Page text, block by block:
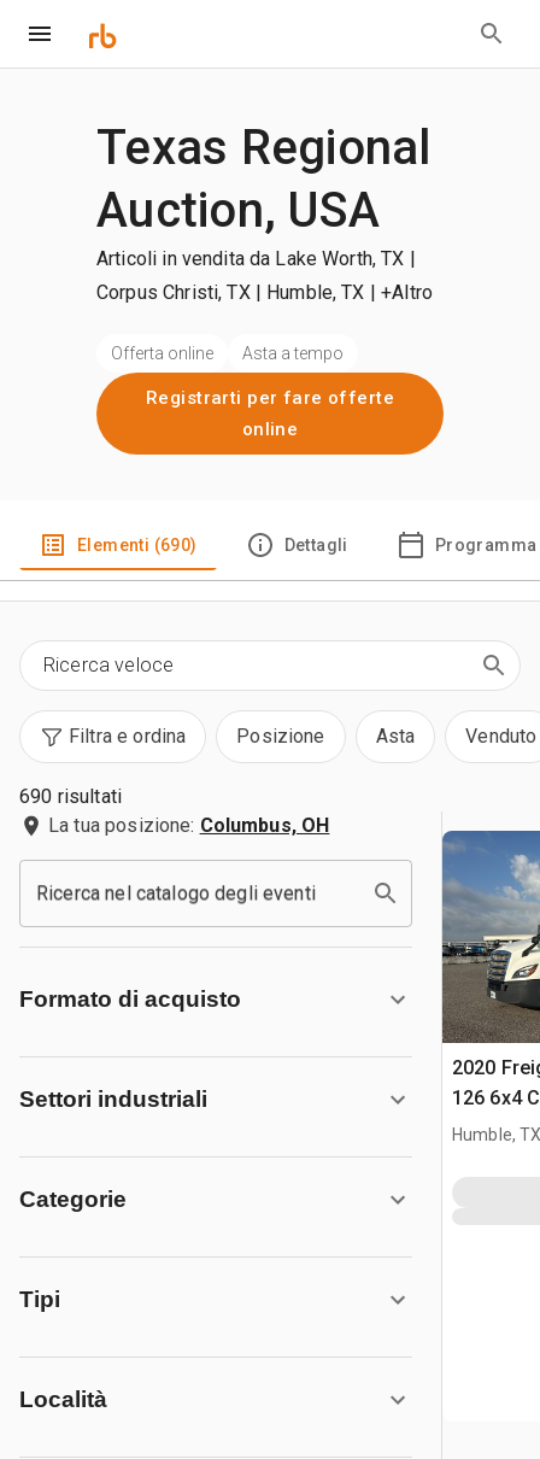
Texas Regional
Auction, USA
Articoli in vendita da Lake Worth, TX |
Corpus Christi, TX | Humble, TX | +Altro
Offerta online Asta a tempo
Registrarti per fare offerte
online
Elementi (690) Dettagli
Filtra e ordina Posizione Asta Venduto
690 risultati
La tua posizione: Columbus, OH
Ricerca nel catalogo degli eventi
Formato di acquisto
Settori industriali
Categorie
Tipi
Località
2020
126 6x4
stradale
Humble,